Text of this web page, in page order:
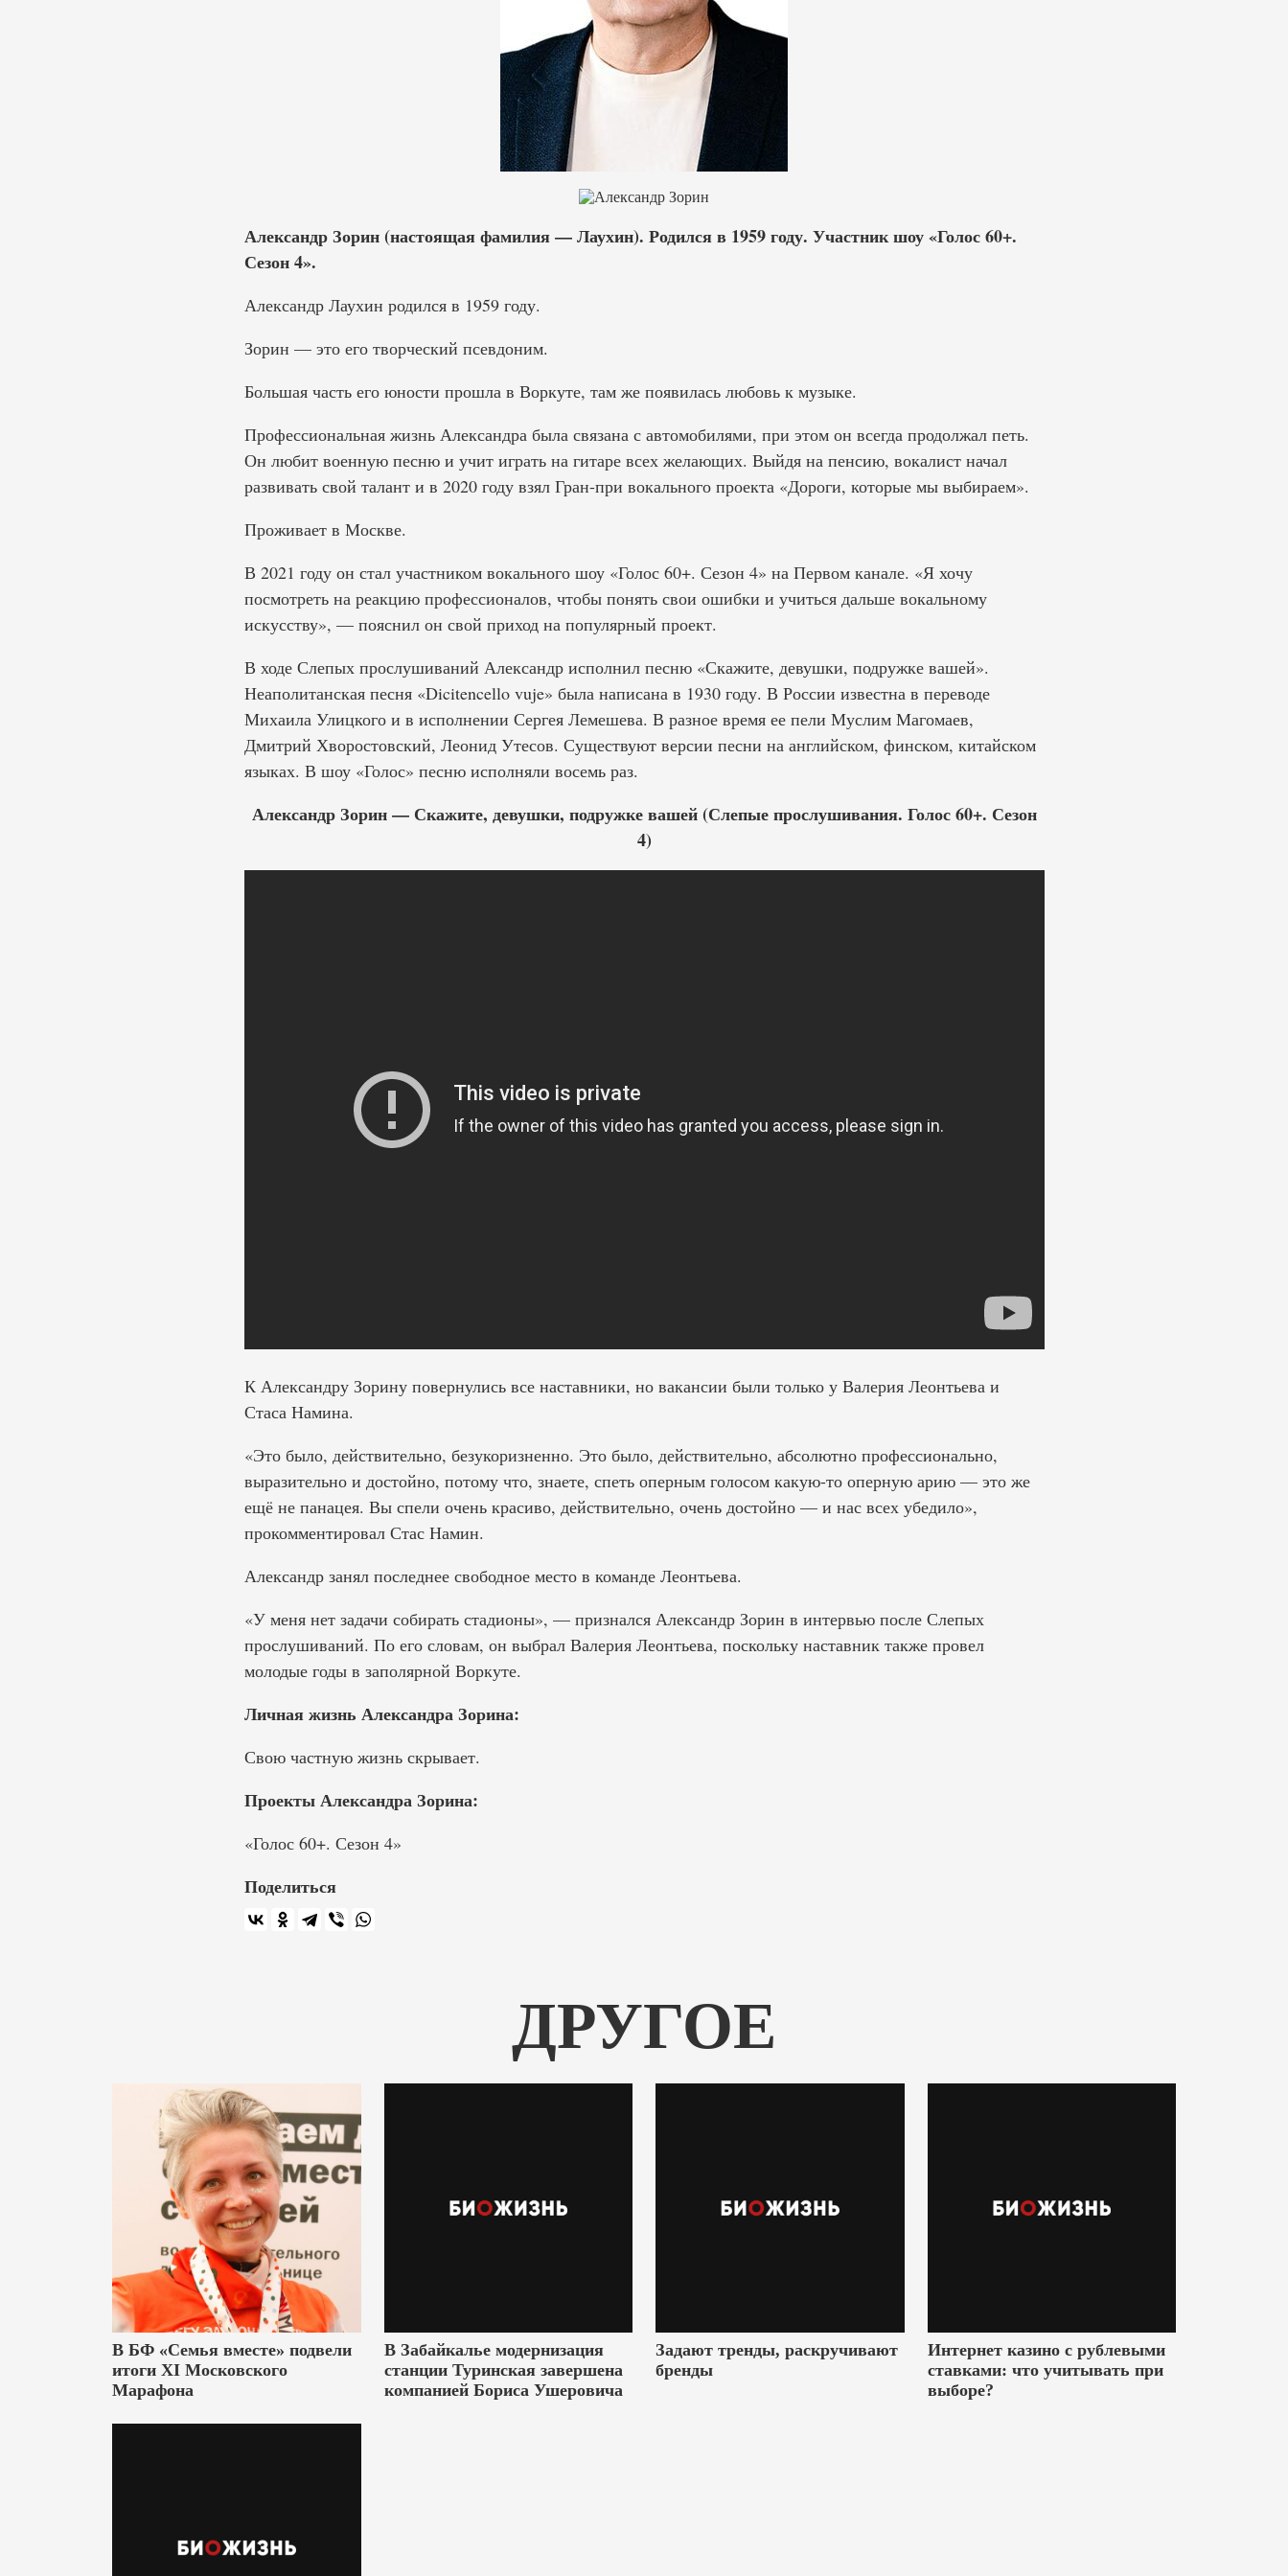
Александр Зорин (настоящая фамилия — Лаухин). Родился в 1959 году. Участник шоу «Голос 60+.
Сезон 4».
Александр Лаухин родился в 1959 году.
Зорин — это его творческий псевдоним.
Большая часть его юности прошла в Воркуте, там же появилась любовь к музыке.
Профессиональная жизнь Александра была связана с автомобилями, при этом он всегда продолжал петь.
Он любит военную песню и учит играть на гитаре всех желающих. Выйдя на пенсию, вокалист начал
развивать свой талант и в 2020 году взял Гран-при вокального проекта «Дороги, которые мы выбираем».
Проживает в Москве.
В 2021 году он стал участником вокального шоу «Голос 60+. Сезон 4» на Первом канале. «Я хочу
посмотреть на реакцию профессионалов, чтобы понять свои ошибки и учиться дальше вокальному
искусству», — пояснил он свой приход на популярный проект.
В ходе Слепых прослушиваний Александр исполнил песню «Скажите, девушки, подружке вашей».
Неаполитанская песня «Dicitencello vuje» была написана в 1930 году. В России известна в переводе
Михаила Улицкого и в исполнении Сергея Лемешева. В разное время ее пели Муслим Магомаев,
Дмитрий Хворостовский, Леонид Утесов. Существуют версии песни на английском, финском, китайском
языках. В шоу «Голос» песню исполняли восемь раз.
Александр Зорин — Скажите, девушки, подружке вашей (Слепые прослушивания. Голос 60+. Сезон
4)
К Александру Зорину повернулись все наставники, но вакансии были только у Валерия Леонтьева и
Стаса Намина.
«Это было, действительно, безукоризненно. Это было, действительно, абсолютно профессионально,
выразительно и достойно, потому что, знаете, спеть оперным голосом какую-то оперную арию — это же
ещё не панацея. Вы спели очень красиво, действительно, очень достойно — и нас всех убедило»,
прокомментировал Стас Намин.
Александр занял последнее свободное место в команде Леонтьева.
«У меня нет задачи собирать стадионы», — признался Александр Зорин в интервью после Слепых
прослушиваний. По его словам, он выбрал Валерия Леонтьева, поскольку наставник также провел
молодые годы в заполярной Воркуте.
Личная жизнь Александра Зорина:
Свою частную жизнь скрывает.
Проекты Александра Зорина:
«Голос 60+. Сезон 4»
Поделиться
ДРУГОЕ
В БФ «Семья вместе» подвели
итоги XI Московского
Марафона
В Забайкалье модернизация
станции Туринская завершена
компанией Бориса Ушеровича
Задают тренды, раскручивают
бренды
Интернет казино с рублевыми
ставками: что учитывать при
выборе?